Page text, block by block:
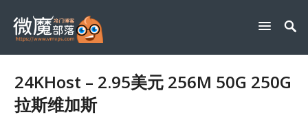
24KHost – 2.95美元 256M 50G 250G
拉斯维加斯